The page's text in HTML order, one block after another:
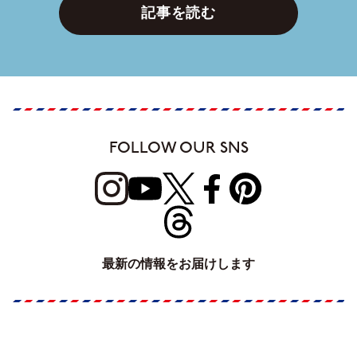
記事を読む
FOLLOW OUR SNS
最新の情報をお届けします